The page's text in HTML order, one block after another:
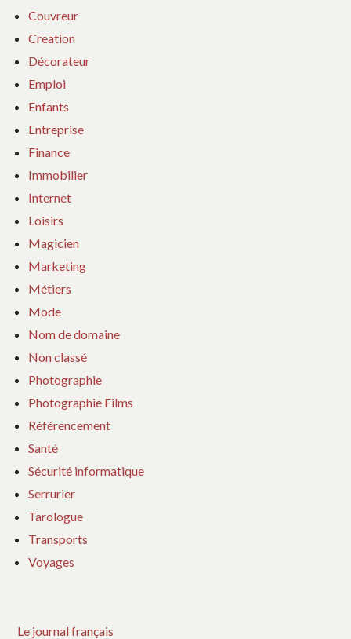
Couvreur
Creation
Décorateur
Emploi
Enfants
Entreprise
Finance
Immobilier
Internet
Loisirs
Magicien
Marketing
Métiers
Mode
Nom de domaine
Non classé
Photographie
Photographie Films
Référencement
Santé
Sécurité informatique
Serrurier
Tarologue
Transports
Voyages
Le journal français